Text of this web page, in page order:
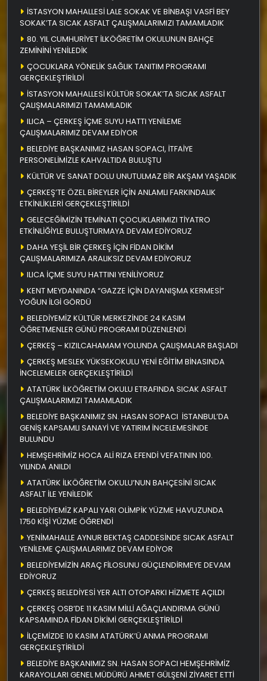
İSTASYON MAHALLESİ LALE SOKAK VE BİNBAŞI VASFİ BEY
SOKAK’TA SICAK ASFALT ÇALIŞMALARIMIZI TAMAMLADIK
80. YIL CUMHURİYET İLKÖĞRETİM OKULUNUN BAHÇE
ZEMİNİNİ YENİLEDİK
ÇOCUKLARA YÖNELİK SAĞLIK TANITIM PROGRAMI
GERÇEKLEŞTİRİLDİ
İSTASYON MAHALLESİ KÜLTÜR SOKAK’TA SICAK ASFALT
ÇALIŞMALARIMIZI TAMAMLADIK
ILICA – ÇERKEŞ İÇME SUYU HATTI YENİLEME
ÇALIŞMALARIMIZ DEVAM EDİYOR
BELEDİYE BAŞKANIMIZ HASAN SOPACI, İTFAİYE
PERSONELİMİZLE KAHVALTIDA BULUŞTU
KÜLTÜR VE SANAT DOLU UNUTULMAZ BİR AKŞAM YAŞADIK
ÇERKEŞ’TE ÖZEL BİREYLER İÇİN ANLAMLI FARKINDALIK
ETKİNLİKLERİ GERÇEKLEŞTİRİLDİ
GELECEĞİMİZİN TEMİNATI ÇOCUKLARIMIZI TİYATRO
ETKİNLİĞİYLE BULUŞTURMAYA DEVAM EDİYORUZ
DAHA YEŞİL BİR ÇERKEŞ İÇİN FİDAN DİKİM
ÇALIŞMALARIMIZA ARALIKSIZ DEVAM EDİYORUZ
ILICA İÇME SUYU HATTINI YENİLİYORUZ
KENT MEYDANINDA “GAZZE İÇİN DAYANIŞMA KERMESİ”
YOĞUN İLGİ GÖRDÜ
BELEDİYEMİZ KÜLTÜR MERKEZİNDE 24 KASIM
ÖĞRETMENLER GÜNÜ PROGRAMI DÜZENLENDİ
ÇERKEŞ – KIZILCAHAMAM YOLUNDA ÇALIŞMALAR BAŞLADI
ÇERKEŞ MESLEK YÜKSEKOKULU YENİ EĞİTİM BİNASINDA
İNCELEMELER GERÇEKLEŞTİRİLDİ
ATATÜRK İLKÖĞRETİM OKULU ETRAFINDA SICAK ASFALT
ÇALIŞMALARIMIZI TAMAMLADIK
BELEDİYE BAŞKANIMIZ SN. HASAN SOPACI İSTANBUL’DA
GENİŞ KAPSAMLI SANAYİ VE YATIRIM İNCELEMESİNDE
BULUNDU
HEMŞEHRİMİZ HOCA ALİ RIZA EFENDİ VEFATININ 100.
YILINDA ANILDI
ATATÜRK İLKÖĞRETİM OKULU’NUN BAHÇESİNİ SICAK
ASFALT İLE YENİLEDİK
BELEDİYEMİZ KAPALI YARI OLİMPİK YÜZME HAVUZUNDA
1750 KİŞİ YÜZME ÖĞRENDİ
YENİMAHALLE AYNUR BEKTAŞ CADDESİNDE SICAK ASFALT
YENİLEME ÇALIŞMALARIMIZ DEVAM EDİYOR
BELEDİYEMİZİN ARAÇ FİLOSUNU GÜÇLENDİRMEYE DEVAM
EDİYORUZ
ÇERKEŞ BELEDİYESİ YER ALTI OTOPARKI HİZMETE AÇILDI
ÇERKEŞ OSB’DE 11 KASIM MİLLİ AĞAÇLANDIRMA GÜNÜ
KAPSAMINDA FİDAN DİKİMİ GERÇEKLEŞTİRİLDİ
İLÇEMİZDE 10 KASIM ATATÜRK’Ü ANMA PROGRAMI
GERÇEKLEŞTİRİLDİ
BELEDİYE BAŞKANIMIZ SN. HASAN SOPACI HEMŞEHRİMİZ
KARAYOLLARI GENEL MÜDÜRÜ AHMET GÜLŞENİ ZİYARET ETTİ